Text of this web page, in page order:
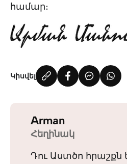
համար։
Կիսվել
Arman
Հեղինակ
Դու Աստծո հրաշքն